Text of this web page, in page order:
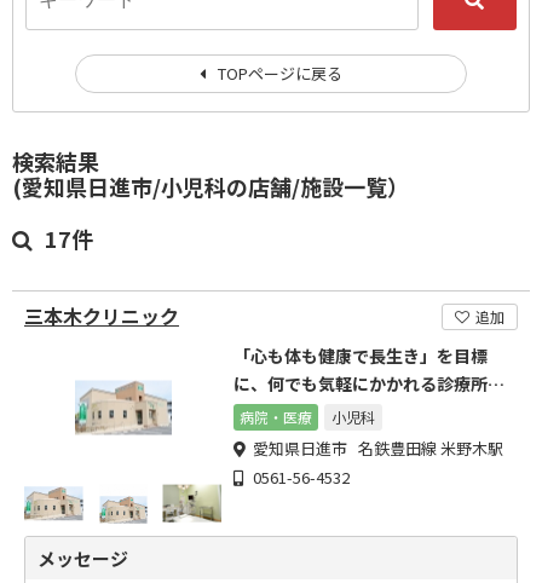
検索結果
(愛知県日進市/小児科の店舗/施設一覧）
17件
三本木クリニック 追加
「心も体も健康で長生き」を目標
に、何でも気軽にかかれる診療所を
基本理念としています。
病院・医療 小児科
愛知県日進市 名鉄豊田線 米野木駅
0561-56-4532
メッセージ
TOPページに戻る